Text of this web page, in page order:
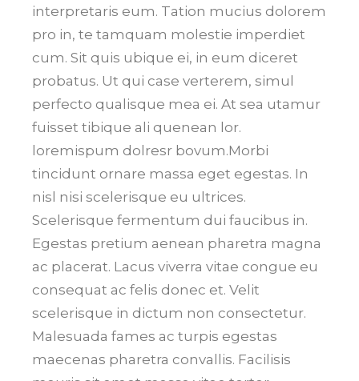
interpretaris eum. Tation mucius dolorem
pro in, te tamquam molestie imperdiet
cum. Sit quis ubique ei, in eum diceret
probatus. Ut qui case verterem, simul
perfecto qualisque mea ei. At sea utamur
fuisset tibique ali quenean lor.
loremispum dolresr bovum.Morbi
tincidunt ornare massa eget egestas. In
nisl nisi scelerisque eu ultrices.
Scelerisque fermentum dui faucibus in.
Egestas pretium aenean pharetra magna
ac placerat. Lacus viverra vitae congue eu
consequat ac felis donec et. Velit
scelerisque in dictum non consectetur.
Malesuada fames ac turpis egestas
maecenas pharetra convallis. Facilisis